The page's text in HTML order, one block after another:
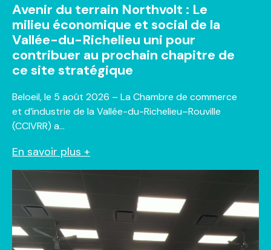
Avenir du terrain Northvolt : Le
milieu économique et social de la
Vallée-du-Richelieu uni pour
contribuer au prochain chapitre de
ce site stratégique
Beloeil, le 5 août 2026 – La Chambre de commerce
et d’industrie de la Vallée-du-Richelieu–Rouville
(CCIVRR) a…
En savoir plus +